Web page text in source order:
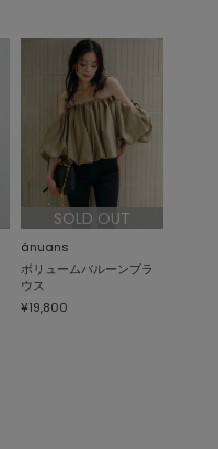
SOLD OUT
ánuans
ボリュームバルーンブラ
ウス
¥19,800